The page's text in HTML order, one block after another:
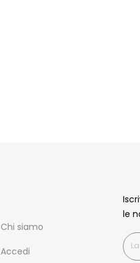
Chi siamo
Accedi
le